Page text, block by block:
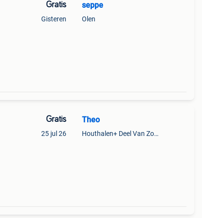
Gratis
Gisteren
seppe
Olen
Gratis
25 jul 26
Theo
Houthalen+ Deel Van Zonhoven En Zolder